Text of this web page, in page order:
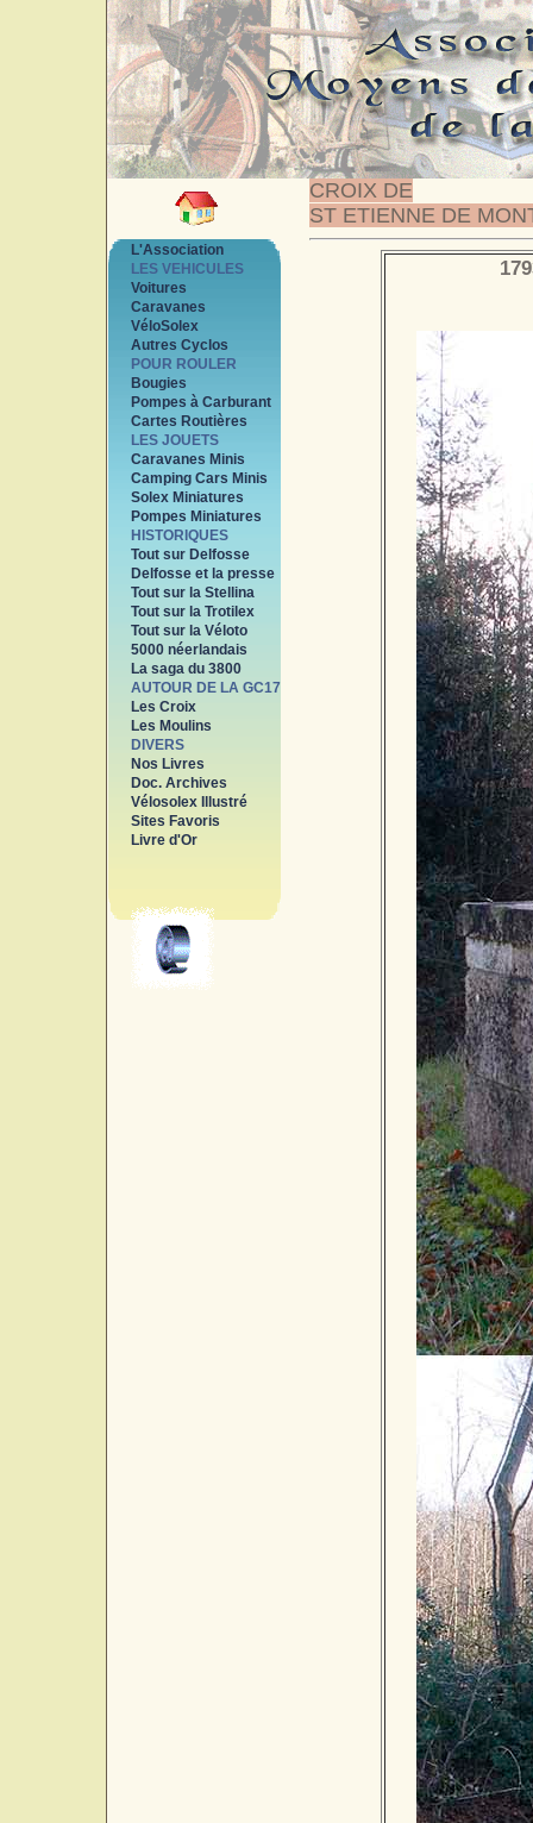
CROIX DE
ST ETIENNE DE
L'Association
LES VEHICULES
Voitures
Caravanes
VéloSolex
Autres Cyclos
POUR ROULER
Bougies
Pompes à Carburant
Cartes Routières
LES JOUETS
Caravanes Minis
Camping Cars Minis
Solex Miniatures
Pompes Miniatures
HISTORIQUES
Tout sur Delfosse
Delfosse et la presse
Tout sur la Stellina
Tout sur la Trotilex
Tout sur la Véloto
5000 néerlandais
La saga du 3800
AUTOUR DE LA GC17
Les Croix
Les Moulins
DIVERS
Nos Livres
Doc. Archives
Vélosolex Illustré
Sites Favoris
Livre d'Or